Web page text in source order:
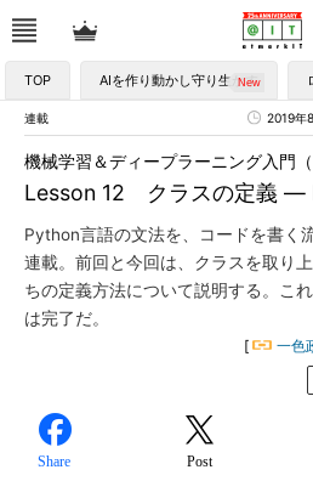
TOP AIを作り動かし守り生かす
連載 2019年
Lesson 12 クラスの定義 ―
機械学習＆ディープラーニング入門（
Python言語の文法を、コードを書く
連載。前回と今回は、クラスを取り
ちの定義方法について説明する。こ
は完了だ。
[ 一色
Share Post